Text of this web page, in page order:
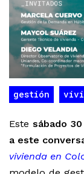
gestión
Este sábado
a este
vivienda en